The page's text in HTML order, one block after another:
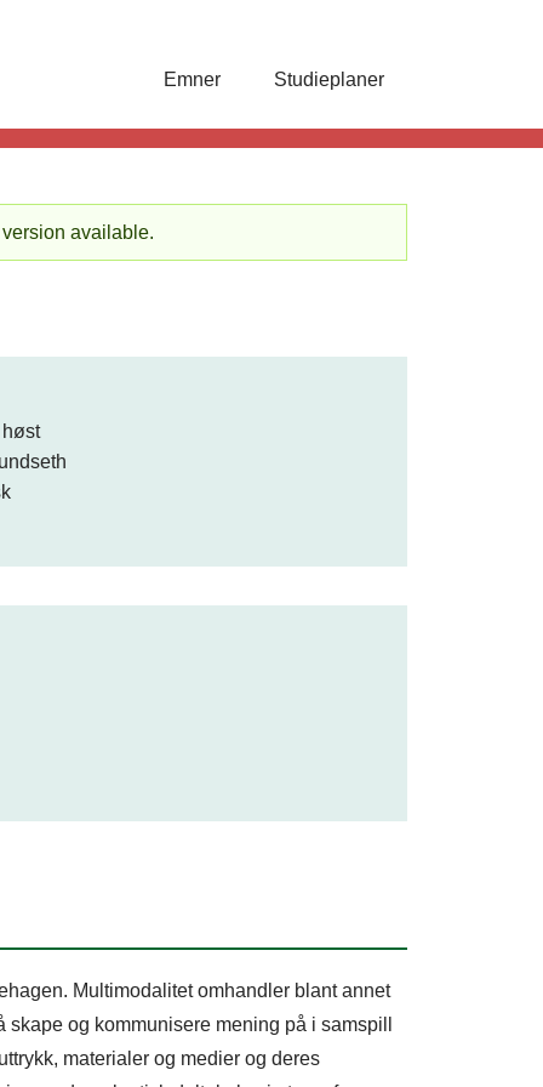
Emner Studieplaner
available.
Multimodalitet omhandler blant annet
og kommunisere mening på i samspill
materialer og medier og deres